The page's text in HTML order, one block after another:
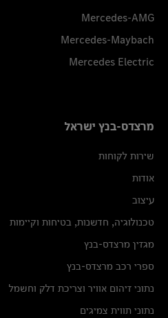
Mercedes-AMG
Mercedes-Maybach
Mercedes Electric
מרצדס-בנץ ישראל
שירות לקוחות
אודות
עיצוב
טכנולוגיה, חדשנות, בטיחות וקיימות
מגזין מרצדס-בנץ
ספרי רכב מרצדס-בנץ
נתוני זיהום אוויר וצריכת דלק וחשמל
נתוני תווית צמיגים